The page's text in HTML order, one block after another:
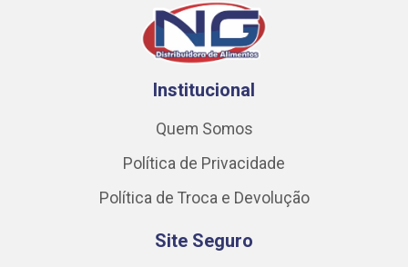
Institucional
Quem Somos
Política de Privacidade
Política de Troca e Devolução
Site Seguro